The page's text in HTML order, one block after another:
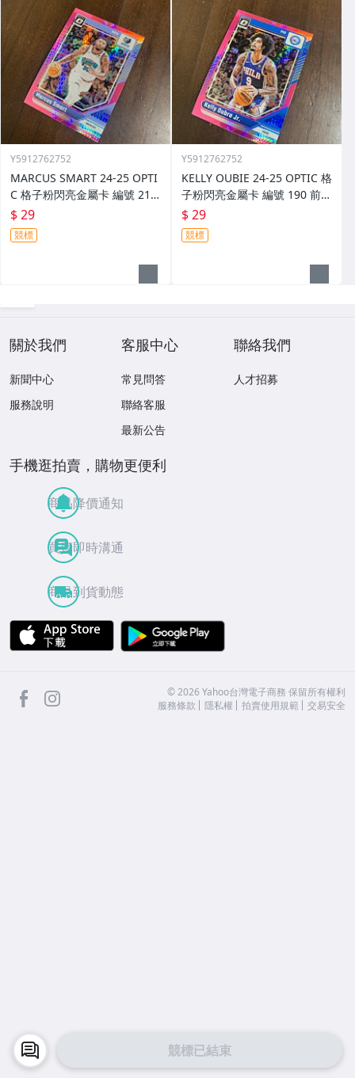
競標已結束
Y5912762752
MARCUS SMART 24-25 OPTI
C 格子粉閃亮金屬卡 編號 213
前後圖
$ 29
競標
Y5912762752
KELLY OUBIE 24-25 OPTIC 格
子粉閃亮金屬卡 編號 190 前後
圖
$ 29
競標
關於我們
新聞中心
服務說明
客服中心
常見問答
聯絡客服
最新公告
聯絡我們
人才招募
手機逛拍賣，購物更便利
商品降價通知
買賣即時溝通
商品到貨動態
APP Store
facebook ©2026 Yahoo台灣電子商務 保留所有權利
服務條款
隱私權 拍賣使用規範 交易安全